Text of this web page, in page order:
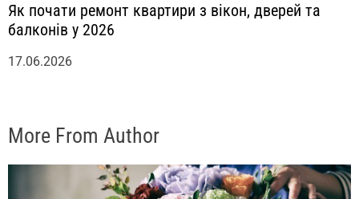
Як почати ремонт квартири з вікон, дверей та
балконів у 2026
17.06.2026
More From Author